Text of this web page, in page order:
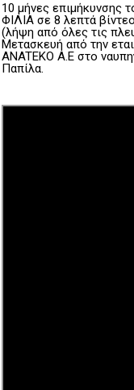
10 μήνες επιμήκυνσης
ΦΙΛΙΑ σε 8 λεπτά βίντεο
(λήψη από όλες τις
Μετασκευή από την
ANATEKO A.E στο
Παπίλα.